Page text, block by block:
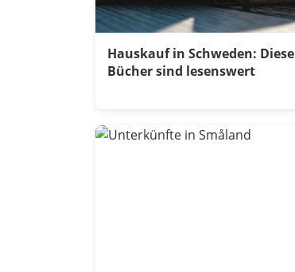
Hauskauf in Schweden: Diese
Bücher sind lesenswert